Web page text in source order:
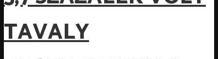
TAVALY